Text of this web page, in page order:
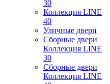
30
Коллекция LINE
40
Уличные двери
Сборные двери
Коллекция LINE
30
Сборные двери
Коллекция LINE